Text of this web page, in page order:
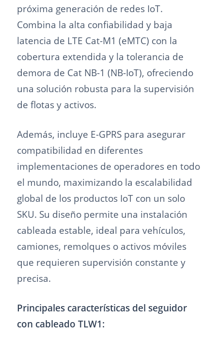
próxima generación de redes IoT.
Combina la alta confiabilidad y baja
latencia de LTE Cat-M1 (eMTC) con la
cobertura extendida y la tolerancia de
demora de Cat NB-1 (NB-IoT), ofreciendo
una solución robusta para la supervisión
de flotas y activos.
Además, incluye E-GPRS para asegurar
compatibilidad en diferentes
implementaciones de operadores en todo
el mundo, maximizando la escalabilidad
global de los productos IoT con un solo
SKU. Su diseño permite una instalación
cableada estable, ideal para vehículos,
camiones, remolques o activos móviles
que requieren supervisión constante y
precisa.
Principales características del seguidor
con cableado TLW1: